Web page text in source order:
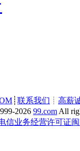
┊ 联系我们 ┊ 高薪
2026 99.com All
信业务经营许可证闽